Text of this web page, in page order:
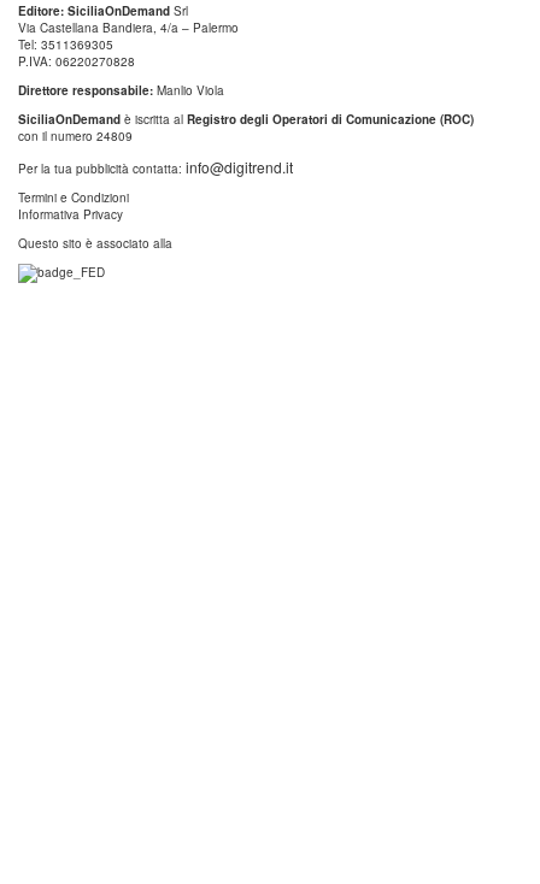
Editore: SiciliaOnDemand Srl
Via Castellana Bandiera, 4/a – Palermo
Tel: 3511369305
P.IVA: 06220270828
Direttore responsabile: Manlio Viola
SiciliaOnDemand è iscritta al Registro degli Operatori di Comunicazione (ROC)
con il numero 24809
Per la tua pubblicità contatta: info@digitrend.it
Termini e Condizioni
Informativa Privacy
Questo sito è associato alla